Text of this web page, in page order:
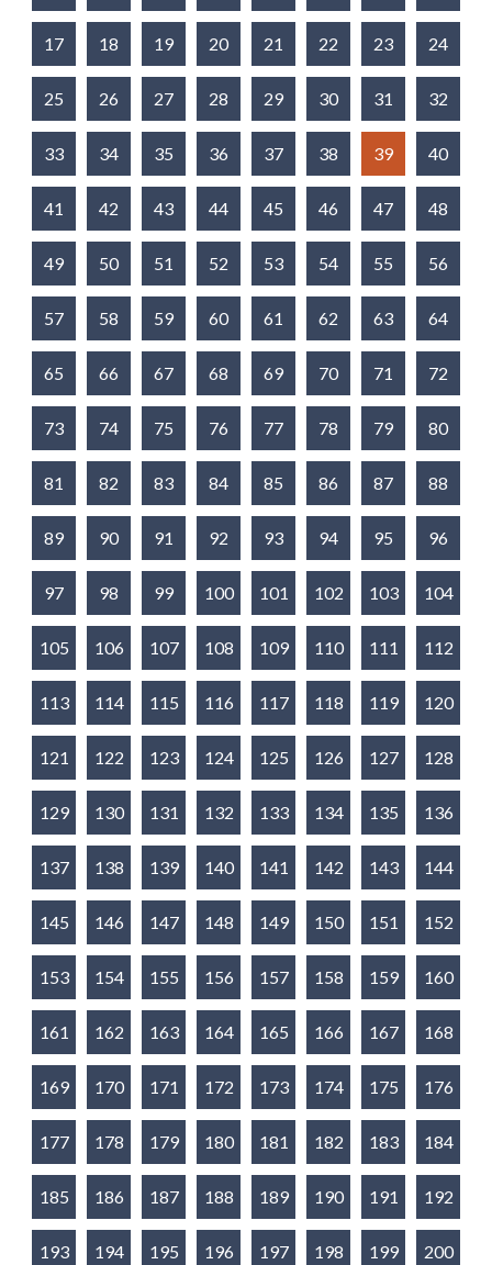
17 18 19 20 21 22 23 24
25 26 27 28 29 30 31 32
33 34 35 36 37 38 39 40
41 42 43 44 45 46 47 48
49 50 51 52 53 54 55 56
57 58 59 60 61 62 63 64
65 66 67 68 69 70 71 72
73 74 75 76 77 78 79 80
81 82 83 84 85 86 87 88
89 90 91 92 93 94 95 96
97 98 99 100 101 102 103 104
105 106 107 108 109 110 111 112
113 114 115 116 117 118 119 120
121 122 123 124 125 126 127 128
129 130 131 132 133 134 135 136
137 138 139 140 141 142 143 144
145 146 147 148 149 150 151 152
153 154 155 156 157 158 159 160
161 162 163 164 165 166 167 168
169 170 171 172 173 174 175 176
177 178 179 180 181 182 183 184
185 186 187 188 189 190 191 192
193 194 195 196 197 198 199 200